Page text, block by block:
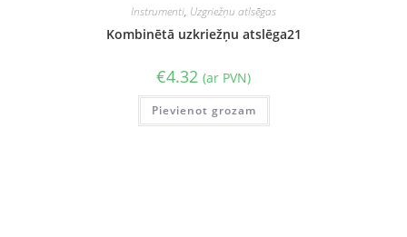
Instrumenti, Uzgriežņu atlsēgas
Kombinētā uzkriežņu atslēga21
€4.32 (ar PVN)
Pievienot grozam